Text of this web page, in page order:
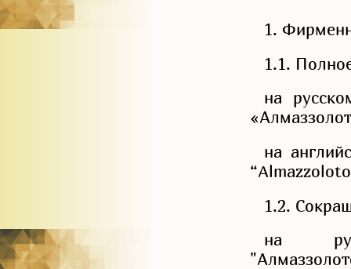
1.
1.1.
на
на
1.2.
на